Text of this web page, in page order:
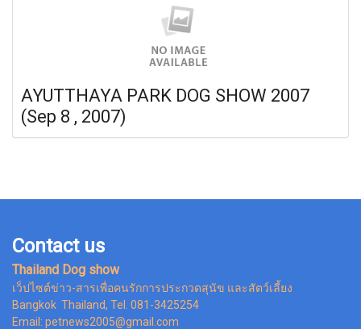
AYUTTHAYA PARK DOG SHOW 2007
(Sep 8 , 2007)
Contact us
Thailand Dog show
เว็ปไซต์ข่าว-สารเพื่อคนรักการประกวดสุนัข และสัตว์เลี้ยง
Bangkok Thailand, Tel. 081-3425254
Email: petnews2005@gmail.com